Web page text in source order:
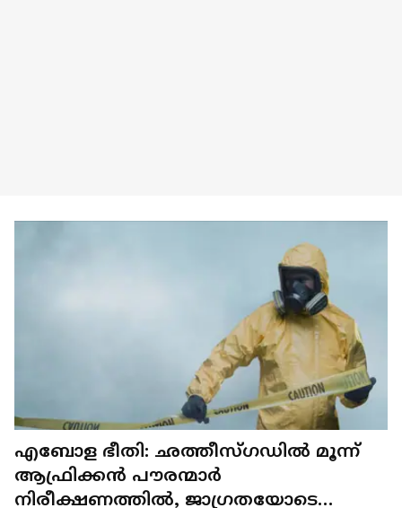
എബോള ഭീതി: ഛത്തീസ്ഗഡിൽ മൂന്ന്
ആഫ്രിക്കൻ പൗരന്മാർ
നിരീക്ഷണത്തിൽ, ജാ​ഗ്രതയോടെ